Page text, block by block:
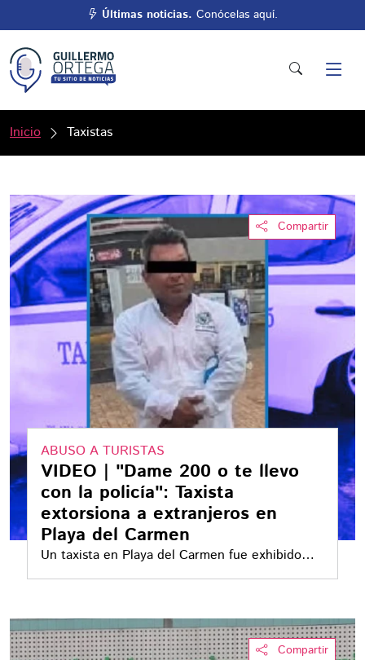
Últimas noticias. Conócelas aquí.
Inicio Taxistas
Compartir
ABUSO A TURISTAS
VIDEO | "Dame 200 o te llevo
con la policía": Taxista
extorsiona a extranjeros en
Playa del Carmen
Un taxista en Playa del Carmen fue exhibido
tras exigir dinero a turistas extranjeros con la
Compartir